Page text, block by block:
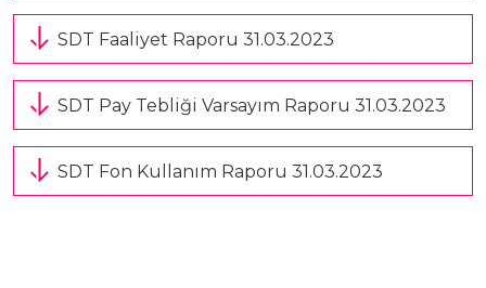
Kurumsal Yönetim
Hisse Künye Bilgileri
İletişim Bilgileri
SDT Faaliyet Raporu 31.03.2023
SDT Pay Tebliği Varsayım Raporu 31.03.2023
SDT Fon Kullanım Raporu 31.03.2023